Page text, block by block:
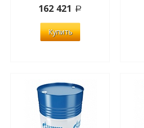
162 421
Купить